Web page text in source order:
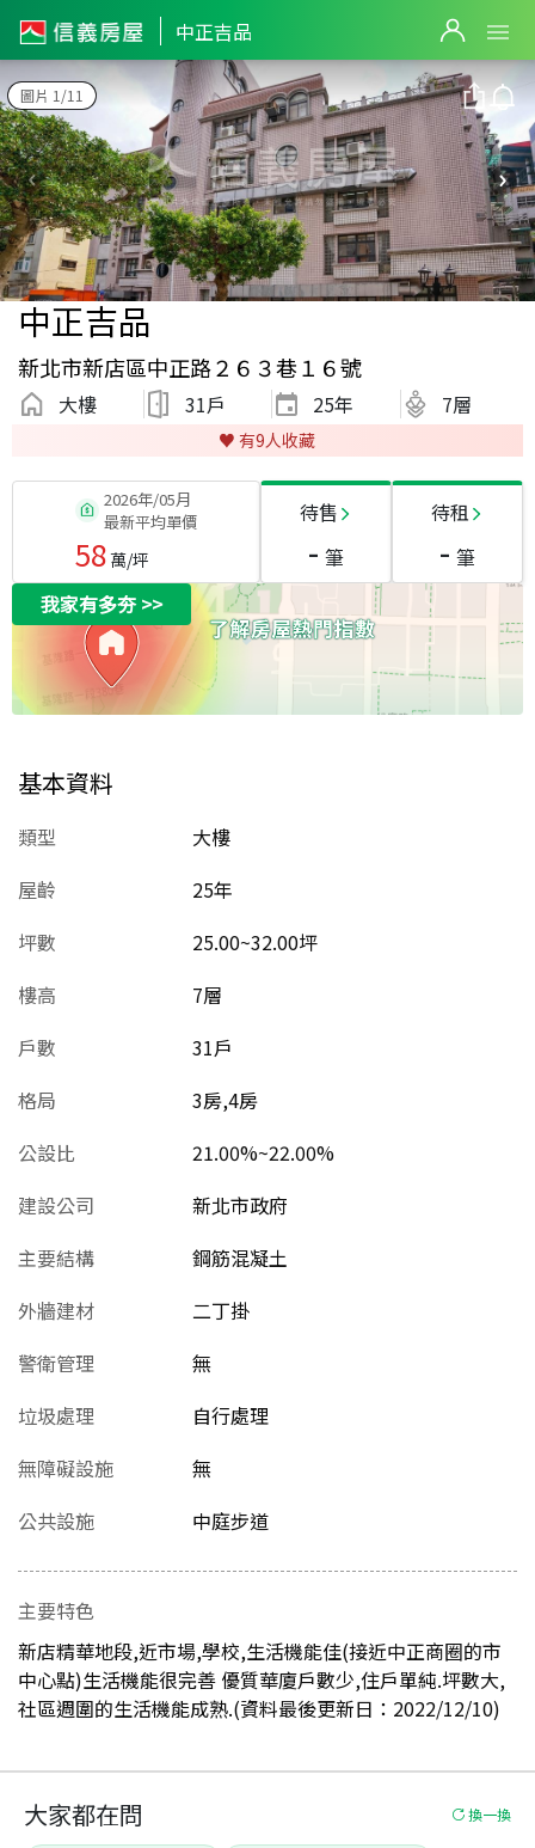
中正吉品
圖片 1/11
中正吉品
新北市新店區中正路２６３巷１６號
大樓 31戶 25年 7層
♥️ 有9人收藏
2026年/05月
最新平均單價
58萬/坪
待售
- 筆
待租
- 筆
我家有多夯>>
基本資料
類型
大樓
屋齡
25年
坪數
25.00~32.00坪
樓高
7層
戶數
31戶
格局
3房,4房
公設比
21.00%~22.00%
建設公司
新北市政府
主要結構
鋼筋混凝土
外牆建材
二丁掛
警衛管理
無
垃圾處理
自行處理
無障礙設施
無
公共設施
中庭步道
主要特色
新店精華地段,近市場,學校,生活機能佳(接近中正商圈的市
中心點)生活機能很完善 優質華廈戶數少,住戶單純.坪數大,
社區週圍的生活機能成熟.(資料最後更新日：2022/12/10)
大家都在問 換一換